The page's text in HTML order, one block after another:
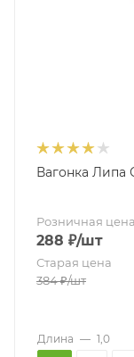
Вагонка Липа
Розничная цена
288 ₽/шт
Старая цена
384₽/шт
Длина — 1,0